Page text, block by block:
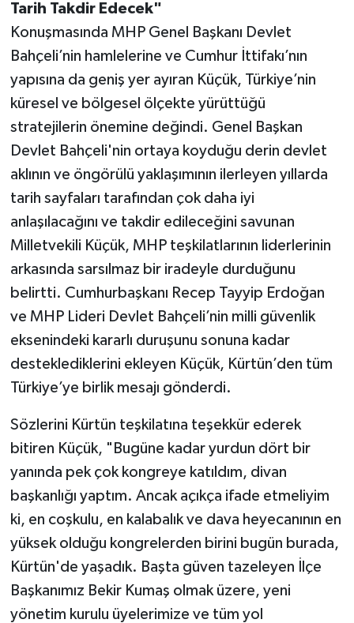
Tarih Takdir Edecek"
Konuşmasında MHP Genel Başkanı Devlet
Bahçeli’nin hamlelerine ve Cumhur İttifakı’nın
yapısına da geniş yer ayıran Küçük, Türkiye’nin
küresel ve bölgesel ölçekte yürüttüğü
stratejilerin önemine değindi. Genel Başkan
Devlet Bahçeli'nin ortaya koyduğu derin devlet
aklının ve öngörülü yaklaşımının ilerleyen yıllarda
tarih sayfaları tarafından çok daha iyi
anlaşılacağını ve takdir edileceğini savunan
Milletvekili Küçük, MHP teşkilatlarının liderlerinin
arkasında sarsılmaz bir iradeyle durduğunu
belirtti. Cumhurbaşkanı Recep Tayyip Erdoğan
ve MHP Lideri Devlet Bahçeli’nin milli güvenlik
eksenindeki kararlı duruşunu sonuna kadar
desteklediklerini ekleyen Küçük, Kürtün’den tüm
Türkiye’ye birlik mesajı gönderdi.
Sözlerini Kürtün teşkilatına teşekkür ederek
bitiren Küçük, "Bugüne kadar yurdun dört bir
yanında pek çok kongreye katıldım, divan
başkanlığı yaptım. Ancak açıkça ifade etmeliyim
ki, en coşkulu, en kalabalık ve dava heyecanının en
yüksek olduğu kongrelerden birini bugün burada,
Kürtün'de yaşadık. Başta güven tazeleyen İlçe
Başkanımız Bekir Kumaş olmak üzere, yeni
yönetim kurulu üyelerimize ve tüm yol